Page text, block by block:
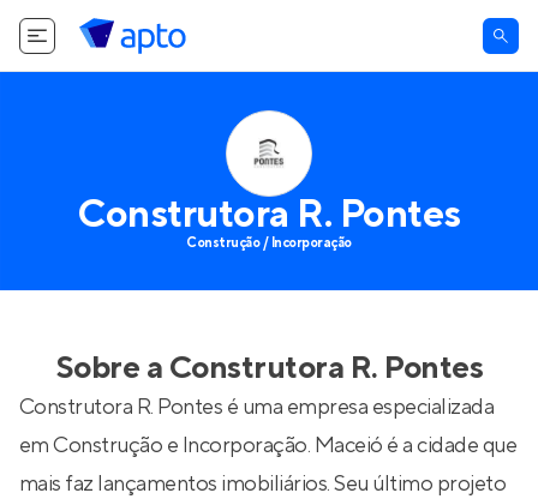
Construtora R. Pontes
Construção / Incorporação
Sobre a Construtora R. Pontes
Construtora R. Pontes é uma empresa especializada
em Construção e Incorporação. Maceió é a cidade que
mais faz lançamentos imobiliários. Seu último projeto